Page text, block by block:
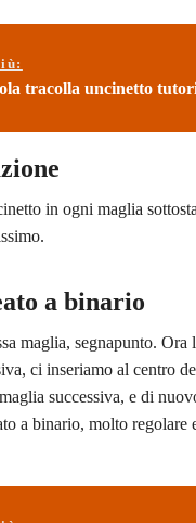
tracolla uncinetto
in ogni maglia
a binario
maglia, segnapunto.
ci inseriamo al centro
successiva, e di
a binario, molto